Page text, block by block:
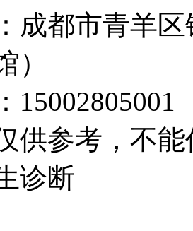
成都市青羊
）
15002805001
供参考，不
诊断